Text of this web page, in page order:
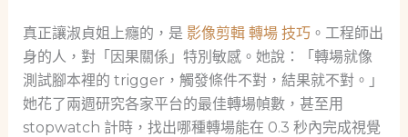
真正讓淑貞姐上癮的，是 影像剪輯 轉場 技巧。工程師出
身的人，對「因果關係」特別敏感。她說：「轉場就像
測試腳本裡的 trigger，觸發條件不對，結果就不對。」
她花了兩週研究各家平台的最佳轉場幀數，甚至用
stopwatch 計時，找出哪種轉場能在 0.3 秒內完成視覺